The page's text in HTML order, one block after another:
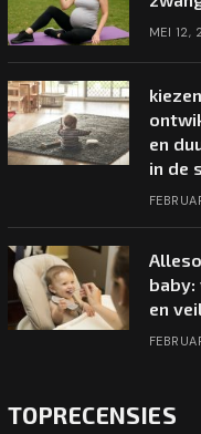
MEI 12,
en
in de
baby:
en
TOPRECENSIES